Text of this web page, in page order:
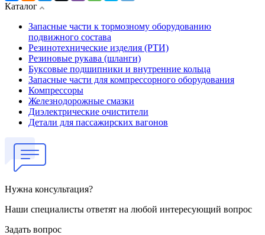
Каталог
Запасные части к тормозному оборудованию
подвижного состава
Резинотехнические изделия (РТИ)
Резиновые рукава (шланги)
Буксовые подшипники и внутренние кольца
Запасные части для компрессорного оборудования
Компрессоры
Железнодорожные смазки
Диэлектрические очистители
Детали для пассажирских вагонов
Нужна консультация?
Наши специалисты ответят на любой интересующий вопрос
Задать вопрос